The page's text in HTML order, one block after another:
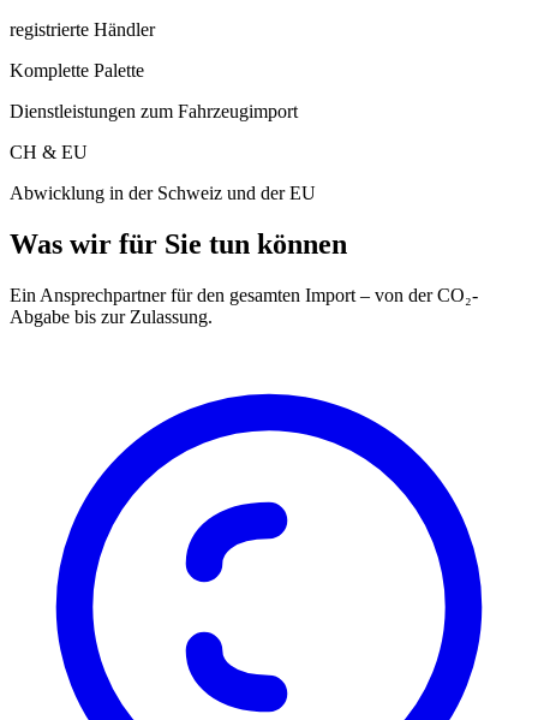
registrierte Händler
Komplette Palette
Dienstleistungen zum Fahrzeugimport
CH & EU
Abwicklung in der Schweiz und der EU
Was wir für Sie tun können
Ein Ansprechpartner für den gesamten Import – von der CO₂-
Abgabe bis zur Zulassung.